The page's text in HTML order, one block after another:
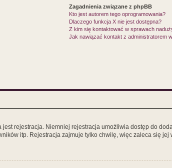
Zagadnienia związane z phpBB
Kto jest autorem tego oprogramowania?
Dlaczego funkcja X nie jest dostępna?
Z kim się kontaktować w sprawach
Jak nawiązać kontakt z administratorem
rejestracja. Niemniej rejestracja umożliwia dostęp do
itp. Rejestracja zajmuje tylko chwilę, więc zaleca się jej